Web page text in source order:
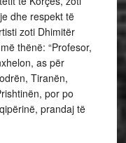
dhe respekt të
zoti Dhimitër
thënë: “Profesor,
as për
Tiranën,
por po
prandaj të